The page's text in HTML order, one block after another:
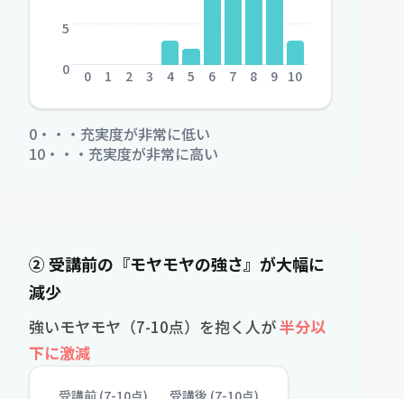
5
0 0 1 2 3 4 5 6 7 8 9 10
0・・・充実度が非常に低い
10・・・充実度が非常に高い
② 受講前の『モヤモヤの強さ』が大幅に
減少
強いモヤモヤ（7-10点）を抱く人が半分以
下に激減
受講前 (7-10点) 受講後 (7-10点)